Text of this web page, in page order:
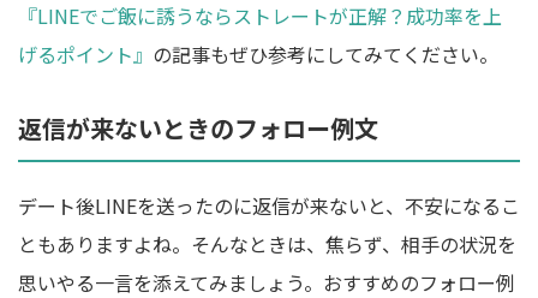
『LINEでご飯に誘うならストレートが正解？成功率を上
げるポイント』 の記事もぜひ参考にしてみてください。
返信が来ないときのフォロー例文
デート後LINEを送ったのに返信が来ないと、不安になるこ
ともありますよね。そんなときは、焦らず、相手の状況を
思いやる一言を添えてみましょう。おすすめのフォロー例